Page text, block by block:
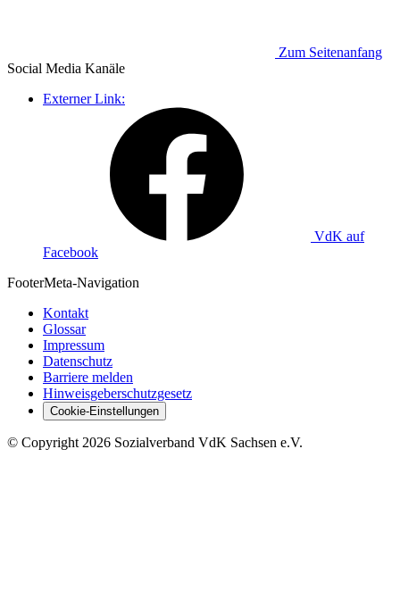
Zum Seitenanfang
Social Media Kanäle
Externer Link:
VdK auf
Facebook
FooterMeta-Navigation
Kontakt
Glossar
Impressum
Datenschutz
Barriere melden
Hinweisgeberschutzgesetz
Cookie-Einstellungen
© Copyright 2026 Sozialverband VdK Sachsen e.V.